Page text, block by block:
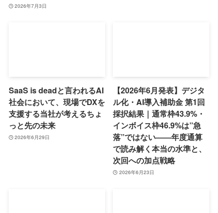
2026年7月3日
SaaS is deadと言われるAI
社会において、現場でDXを
支援する当社が考えるちょ
っと先の未来
2026年6月29日
【2026年6月発表】デジタ
ル化・AI導入補助金 第1回
採択結果｜通常枠43.9%・
インボイス枠46.9%は”急
落”ではない——年度通算
で読み解く本当の水準と、
次回への加点戦略
2026年6月23日